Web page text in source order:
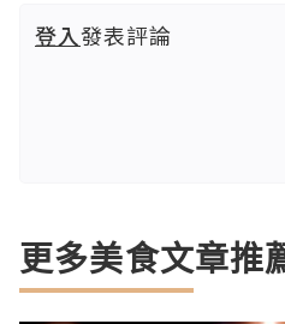
登入發表評論
更多美食文章推